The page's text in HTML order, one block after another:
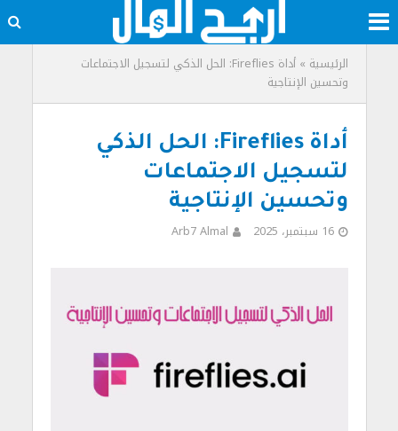
الرئيسية »
أداة Fireflies: الحل الذكي لتسجيل الاجتماعات
وتحسين الإنتاجية
أداة Fireflies: الحل الذكي
لتسجيل الاجتماعات
وتحسين الإنتاجية
16 سبتمبر، 2025 Arb7 Almal